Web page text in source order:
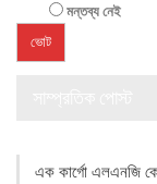
মন্তব্য নেই
এক কার্গো এলএনজি